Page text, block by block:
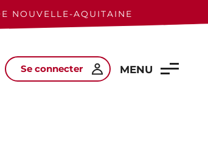
NOUVELLE-AQUITAINE
Se connecter MENU